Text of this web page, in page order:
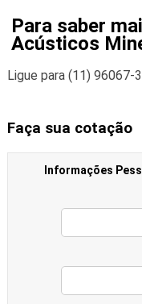
Para saber
Acústicos
Ligue para (11) 96067-
Faça sua cotação
Informações